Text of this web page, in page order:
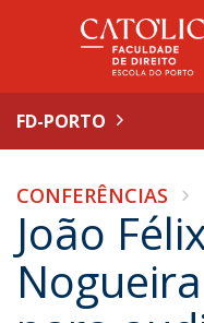
FD-PORTO
CONFERÊNCIAS
João